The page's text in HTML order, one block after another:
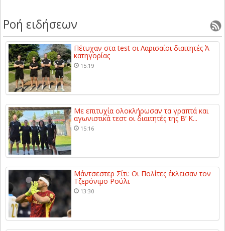
Ροή ειδήσεων
Πέτυχαν στα test οι Λαρισαίοι διαιτητές Ά
κατηγορίας
15:19
Με επιτυχία ολοκλήρωσαν τα γραπτά και
αγωνιστικά τεστ οι διαιτητές της Β’ Κ...
15:16
Μάντσεστερ Σίτι: Οι Πολίτες έκλεισαν τον
Τζερόνιμο Ρούλι
13:30